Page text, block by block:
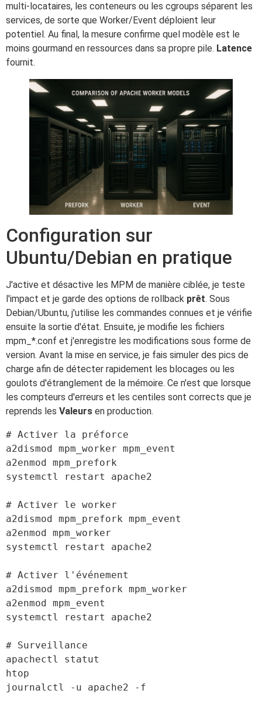
multi-locataires, les conteneurs ou les cgroups séparent les
services, de sorte que Worker/Event déploient leur
potentiel. Au final, la mesure confirme quel modèle est le
moins gourmand en ressources dans sa propre pile. Latence
fournit.
Configuration sur
Ubuntu/Debian en pratique
J'active et désactive les MPM de manière ciblée, je teste
l'impact et je garde des options de rollback prêt. Sous
Debian/Ubuntu, j'utilise les commandes connues et je vérifie
ensuite la sortie d'état. Ensuite, je modifie les fichiers
mpm_*.conf et j'enregistre les modifications sous forme de
version. Avant la mise en service, je fais simuler des pics de
charge afin de détecter rapidement les blocages ou les
goulots d'étranglement de la mémoire. Ce n'est que lorsque
les compteurs d'erreurs et les centiles sont corrects que je
reprends les Valeurs en production.
# Activer la préforce
a2dismod mpm_worker mpm_event
a2enmod mpm_prefork
systemctl restart apache2
# Activer le worker
a2dismod mpm_prefork mpm_event
a2enmod mpm_worker
systemctl restart apache2
# Activer l'événement
a2dismod mpm_prefork mpm_worker
a2enmod mpm_event
systemctl restart apache2
# Surveillance
apachectl statut
htop